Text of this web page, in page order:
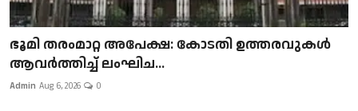
ഭൂമി തരംമാറ്റ അപേക്ഷ: കോടതി ഉത്തരവുകൾ
ആവർത്തിച്ച് ലംഘിച...
Admin Aug 6, 2026 0